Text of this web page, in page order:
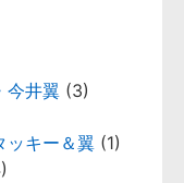
今井翼 (3)
キー＆翼 (1)